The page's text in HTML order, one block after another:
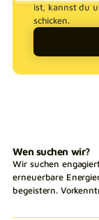
ist, kannst du
schicken.
Wen suchen wir?
Wir suchen
erneuerbare
begeistern.